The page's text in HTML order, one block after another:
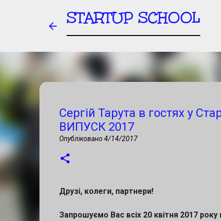
STARTUP SCHOOL
Старт другого
Sikorsky Challenge Accelerator
Опубліковано6/30/2026
Запрошуємо українські стартапи,
— для отримання інвестицій і
Сергій Тарута в гостях у
ВИПУСК 2017
Опубліковано 4/14/2017
Друзі, колеги, партнери!
Запрошуємо Вас всіх 20 квітня 2017